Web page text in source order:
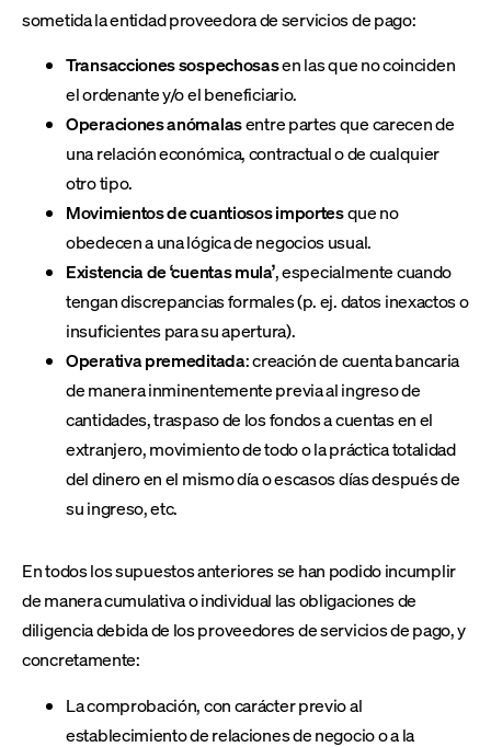
sometida la entidad proveedora de servicios de pago:
Transacciones sospechosasen las que no coinciden
el ordenante y/o el beneficiario.
Operaciones anómalasentre partes que carecen de
una relación económica, contractual o de cualquier
otro tipo.
Movimientos de cuantiosos importesque no
obedecen a una lógica de negocios usual.
Existencia de ‘cuentas mula’, especialmente cuando
tengan discrepancias formales (p. ej. datos inexactos o
insuficientes para su apertura).
Operativa premeditada: creación de cuenta bancaria
de manera inminentemente previa al ingreso de
cantidades, traspaso de los fondos a cuentas en el
extranjero, movimiento de todo o la práctica totalidad
del dinero en el mismo día o escasos días después de
su ingreso, etc.
En todos los supuestos anteriores se han podido incumplir
de manera cumulativa o individual las obligaciones de
diligencia debida de los proveedores de servicios de pago, y
concretamente:
La comprobación, con carácter previo al
establecimiento de relaciones de negocio o a la